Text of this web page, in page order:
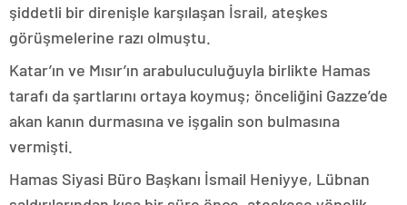
şiddetli bir direnişle karşılaşan İsrail, ateşkes
görüşmelerine razı olmuştu.
Katar’ın ve Mısır’ın arabuluculuğuyla birlikte Hamas
tarafı da şartlarını ortaya koymuş; önceliğini Gazze’de
akan kanın durmasına ve işgalin son bulmasına
vermişti.
Hamas Siyasi Büro Başkanı İsmail Heniyye, Lübnan